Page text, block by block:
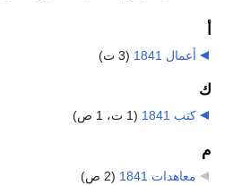
أعمال 1841 (3 ت)
ك
كتب 1841 (1 ت، 1 ص)
م
معاهدات 1841 (2 ص)